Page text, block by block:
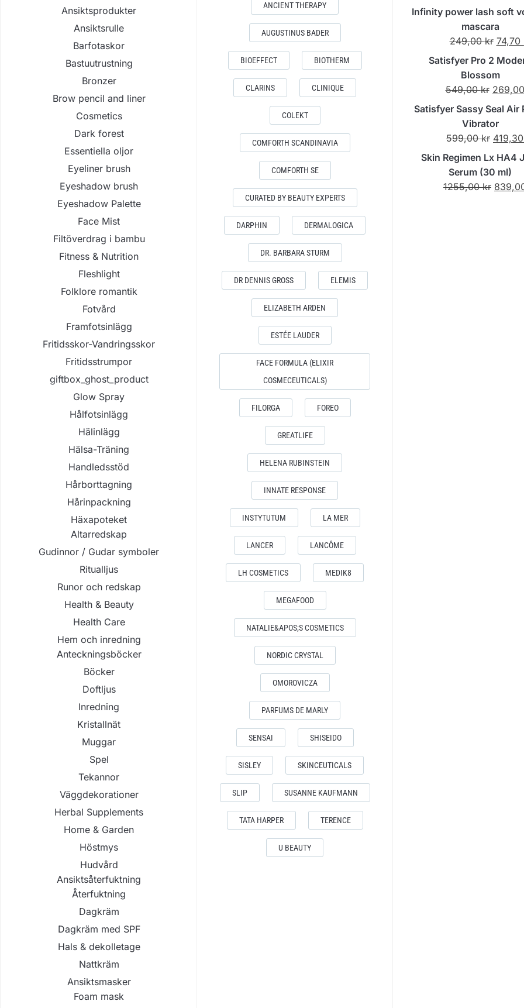
Ansiktsprodukter
Ansiktsrulle
Barfotaskor
Bastuutrustning
Bronzer
Brow pencil and liner
Cosmetics
Dark forest
Essentiella oljor
Eyeliner brush
Eyeshadow brush
Eyeshadow Palette
Face Mist
Filtöverdrag i bambu
Fitness & Nutrition
Fleshlight
Folklore romantik
Fotvård
Framfotsinlägg
Fritidsskor-Vandringsskor
Fritidsstrumpor
giftbox_ghost_product
Glow Spray
Hålfotsinlägg
Hälinlägg
Hälsa-Träning
Handledsstöd
Hårborttagning
Hårinpackning
Häxapoteket
Altarredskap
Gudinnor / Gudar symboler
Ritualljus
Runor och redskap
Health & Beauty
Health Care
Hem och inredning
Anteckningsböcker
Böcker
Doftljus
Inredning
Kristallnät
Muggar
Spel
Tekannor
Väggdekorationer
Herbal Supplements
Home & Garden
Höstmys
Hudvård
Ansiktsåterfuktning
Återfuktning
Dagkräm
Dagkräm med SPF
Hals & dekolletage
Nattkräm
Ansiktsmasker
Foam mask
ANCIENT THERAPY
AUGUSTINUS BADER
BIOEFFECT BIOTHERM
CLARINS CLINIQUE
COLEKT
COMFORTH SCANDINAVIA
COMFORTH SE
CURATED BY BEAUTY EXPERTS
DARPHIN DERMALOGICA
DR. BARBARA STURM
DR DENNIS GROSS ELEMIS
ELIZABETH ARDEN
ESTÉE LAUDER
FACE FORMULA (ELIXIR
COSMECEUTICALS)
FILORGA FOREO
GREATLIFE
HELENA RUBINSTEIN
INNATE RESPONSE
INSTYTUTUM LA MER
LANCER LANCÔME
LH COSMETICS MEDIK8
MEGAFOOD
NATALIE&APOS;S COSMETICS
NORDIC CRYSTAL
OMOROVICZA
PARFUMS DE MARLY
SENSAI SHISEIDO
SISLEY SKINCEUTICALS
SLIP SUSANNE KAUFMANN
TATA HARPER TERENCE
U BEAUTY
var:
Infinity power lash soft
mascara
249,00kr Det
var:
74,70
Satisfyer Pro 2
Blossom
549,00kr Det
var:
269,00
Satisfyer Sassy Seal Air
Vibrator
599,00kr Det
priset
var:
419,30
Skin Regimen Lx HA4
Serum (30 ml)
1255,00kr Det